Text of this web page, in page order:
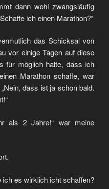
dann wohl zwangsläufig
ich einen Marathon?“
das Schicksal von
vor einige Tagen auf diese
für möglich halte, dass ich
Marathon schaffe, war
dass ist ja schon bald.
als 2 Jahre!“ war meine
ich es wirklich icht schaffen?